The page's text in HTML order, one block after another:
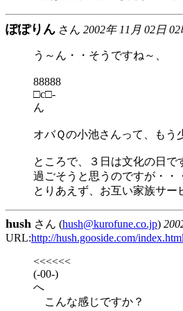
ぽぽりん さん 2002年 11月 02日
う～ん・・そうですね～、
88888
□c□-
ん
オバＱの小池さんって、もう
ところで、３日は文化の日で
過ごそうと思うのですが・・
とりあえず、お互い家族サ
hush さん (hush@kurofune.co.jp)
URL:http://hush.gooside.com/index.html
<<<<<<
(-00-)
へ
こんな感じですか？